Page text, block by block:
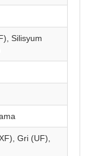
Silisyum
Gri (UF),